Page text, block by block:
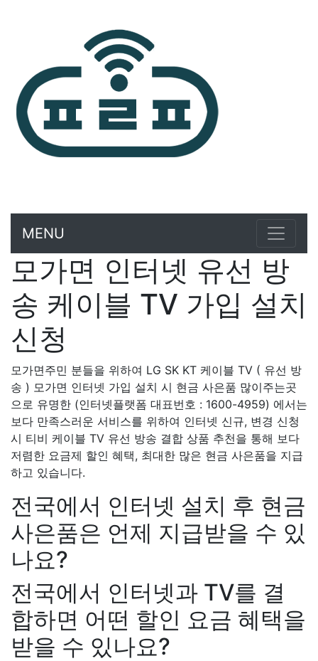
MENU
모가면 인터넷 유선 방
송 케이블 TV 가입 설치
신청
모가면주민 분들을 위하여 LG SK KT 케이블 TV ( 유선 방
송 ) 모가면 인터넷 가입 설치 시 현금 사은품 많이주는곳
으로 유명한 (인터넷플랫폼 대표번호 : 1600-4959) 에서는
보다 만족스러운 서비스를 위하여 인터넷 신규, 변경 신청
시 티비 케이블 TV 유선 방송 결합 상품 추천을 통해 보다
저렴한 요금제 할인 혜택, 최대한 많은 현금 사은품을 지급
하고 있습니다.
전국에서 인터넷 설치 후 현금
사은품은 언제 지급받을 수 있
나요?
전국에서 인터넷과 TV를 결
합하면 어떤 할인 요금 혜택을
받을 수 있나요?